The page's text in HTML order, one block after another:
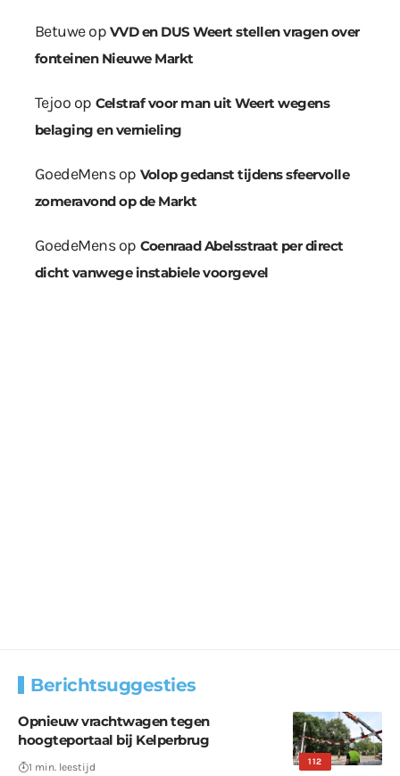
Betuweop VVD en DUS Weert stellen vragen over
fonteinen Nieuwe Markt
Tejoo op Celstraf voor man uit Weert wegens
belaging en vernieling
GoedeMensop Volop gedanst tijdens sfeervolle
zomeravond op de Markt
GoedeMensop Coenraad Abelsstraat per direct
dicht vanwege instabiele voorgevel
Berichtsuggesties
112
Opnieuw vrachtwagen tegen
hoogteportaal bij Kelperbrug
1 min. leestijd